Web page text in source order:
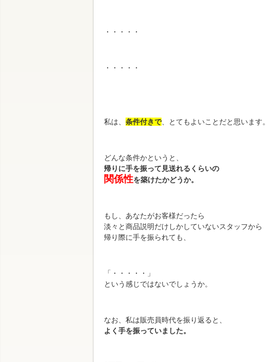
・・・・・
・・・・・
私は、 条件付きで、とてもよいことだと思います。
どんな条件かというと、
帰りに手を振って見送れるくらいの
関係性を築けたかどうか。
もし、あなたがお客様だったら
淡々と商品説明だけしかしていないスタッフから
帰り際に手を振られても、
「・・・・・」
という感じではないでしょうか。
なお、私は販売員時代を振り返ると、
よく手を振っていました。